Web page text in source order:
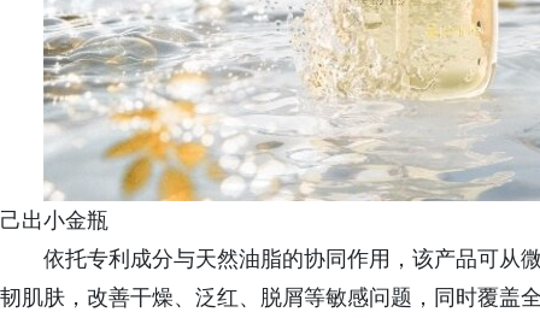
己出小金瓶
依托专利成分与天然油脂的协同作用，该产品可从
韧肌肤，改善干燥、泛红、脱屑等敏感问题，同时覆盖